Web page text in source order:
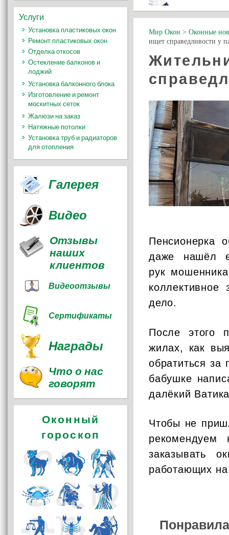
Мир Окон > Оконные
ищет справедливости у
Пенсионерка
даже нашёл
рук
коллективное
дело.
После этого
жилах, как
обратиться
бабушке
далёкий
Чтобы не
рекомендуем
заказывать
работающих
Услуги
Установка пластиковых окон
Ремонт пластиковых окон
Отделка откосов
Остекление балконов и
лоджий
Установка балконного блока
Изготовление и ремонт
москитных сеток
Жалюзи на заказ
Натяжные потолки
Установка труб и радиаторов
для отопления
Галерея
Видео
Отзывы
наших
клиентов
Видеоотзывы
Сертификаты
Награды
Что о нас
говорят
Оконный
гороскоп